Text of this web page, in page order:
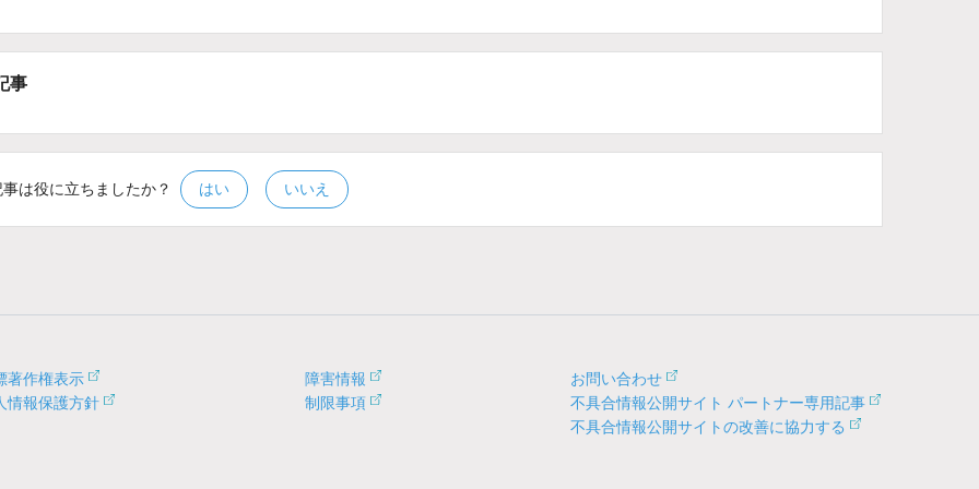
事
は役に立ちましたか？ はい いいえ
著作権表示
情報保護方針
障害情報
制限事項
お問い合わせ
不具合情報公開サイト パートナー専用記事
不具合情報公開サイトの改善に協力する